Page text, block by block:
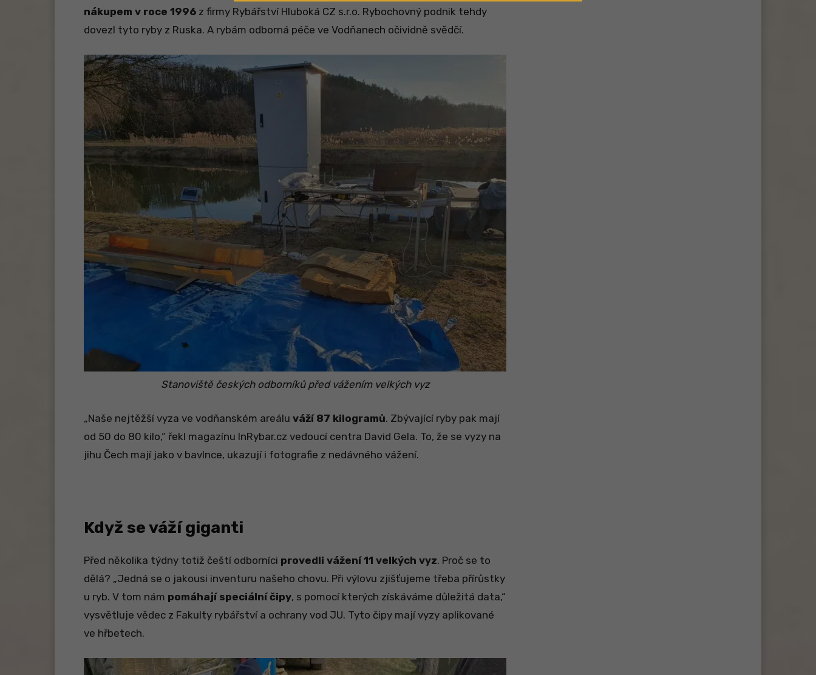
nákupem v roce 1996 z firmy Rybářství Hluboká CZ s.r.o. Rybochovný podnik tehdy
dovezl tyto ryby z Ruska. A rybám odborná péče ve Vodňanech očividně svědčí.
Stanoviště českých odborníků před vážením velkých vyz
„Naše nejtěžší vyza ve vodňanském areálu váží 87 kilogramů. Zbývající ryby pak mají
od 50 do 80 kilo,“ řekl magazínu InRybar.cz vedoucí centra David Gela. To, že se vyzy na
jihu Čech mají jako v bavlnce, ukazují i fotografie z nedávného vážení.
Když se váží giganti
Před několika týdny totiž čeští odborníci provedli vážení 11 velkých vyz. Proč se to
dělá? „Jedná se o jakousi inventuru našeho chovu. Při výlovu zjišťujeme třeba přírůstky
u ryb. V tom nám pomáhají speciální čipy, s pomocí kterých získáváme důležitá data,“
vysvětluje vědec z Fakulty rybářství a ochrany vod JU. Tyto čipy mají vyzy aplikované
ve hřbetech.